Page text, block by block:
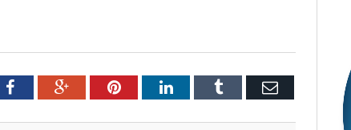
FacebookGoogle+PinterestLinkedInTumblr Email